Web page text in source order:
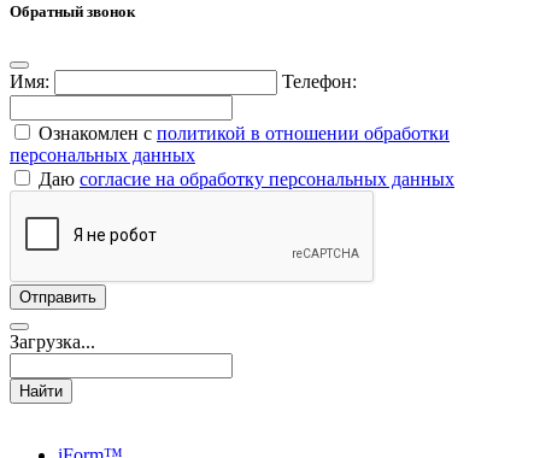
Обратный звонок
Имя: Телефон:
Ознакомлен с политикой в отношении обработки
персональных данных
Даю согласие на обработку персональных данных
Загрузка...
Найти